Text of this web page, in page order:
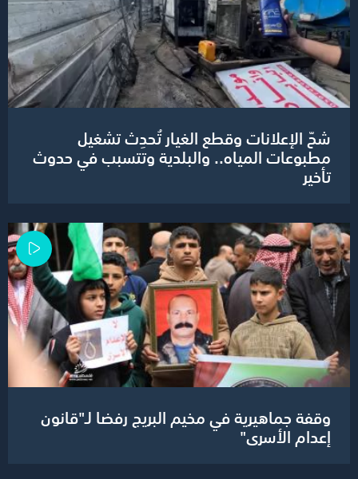
شحّ الإعلانات وقطع الغيار تُحدِث تشغيل
مطبوعات المياه.. والبلدية وتتسبب في حدوث
تأخير
وقفة جماهيرية في مخيم البريج رفضا لـ"قانون
إعدام الأسرى"